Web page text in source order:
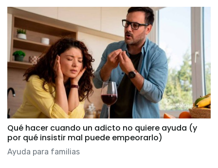
Qué hacer cuando un adicto no quiere ayuda (y
por qué insistir mal puede empeorarlo)
Ayuda para familias